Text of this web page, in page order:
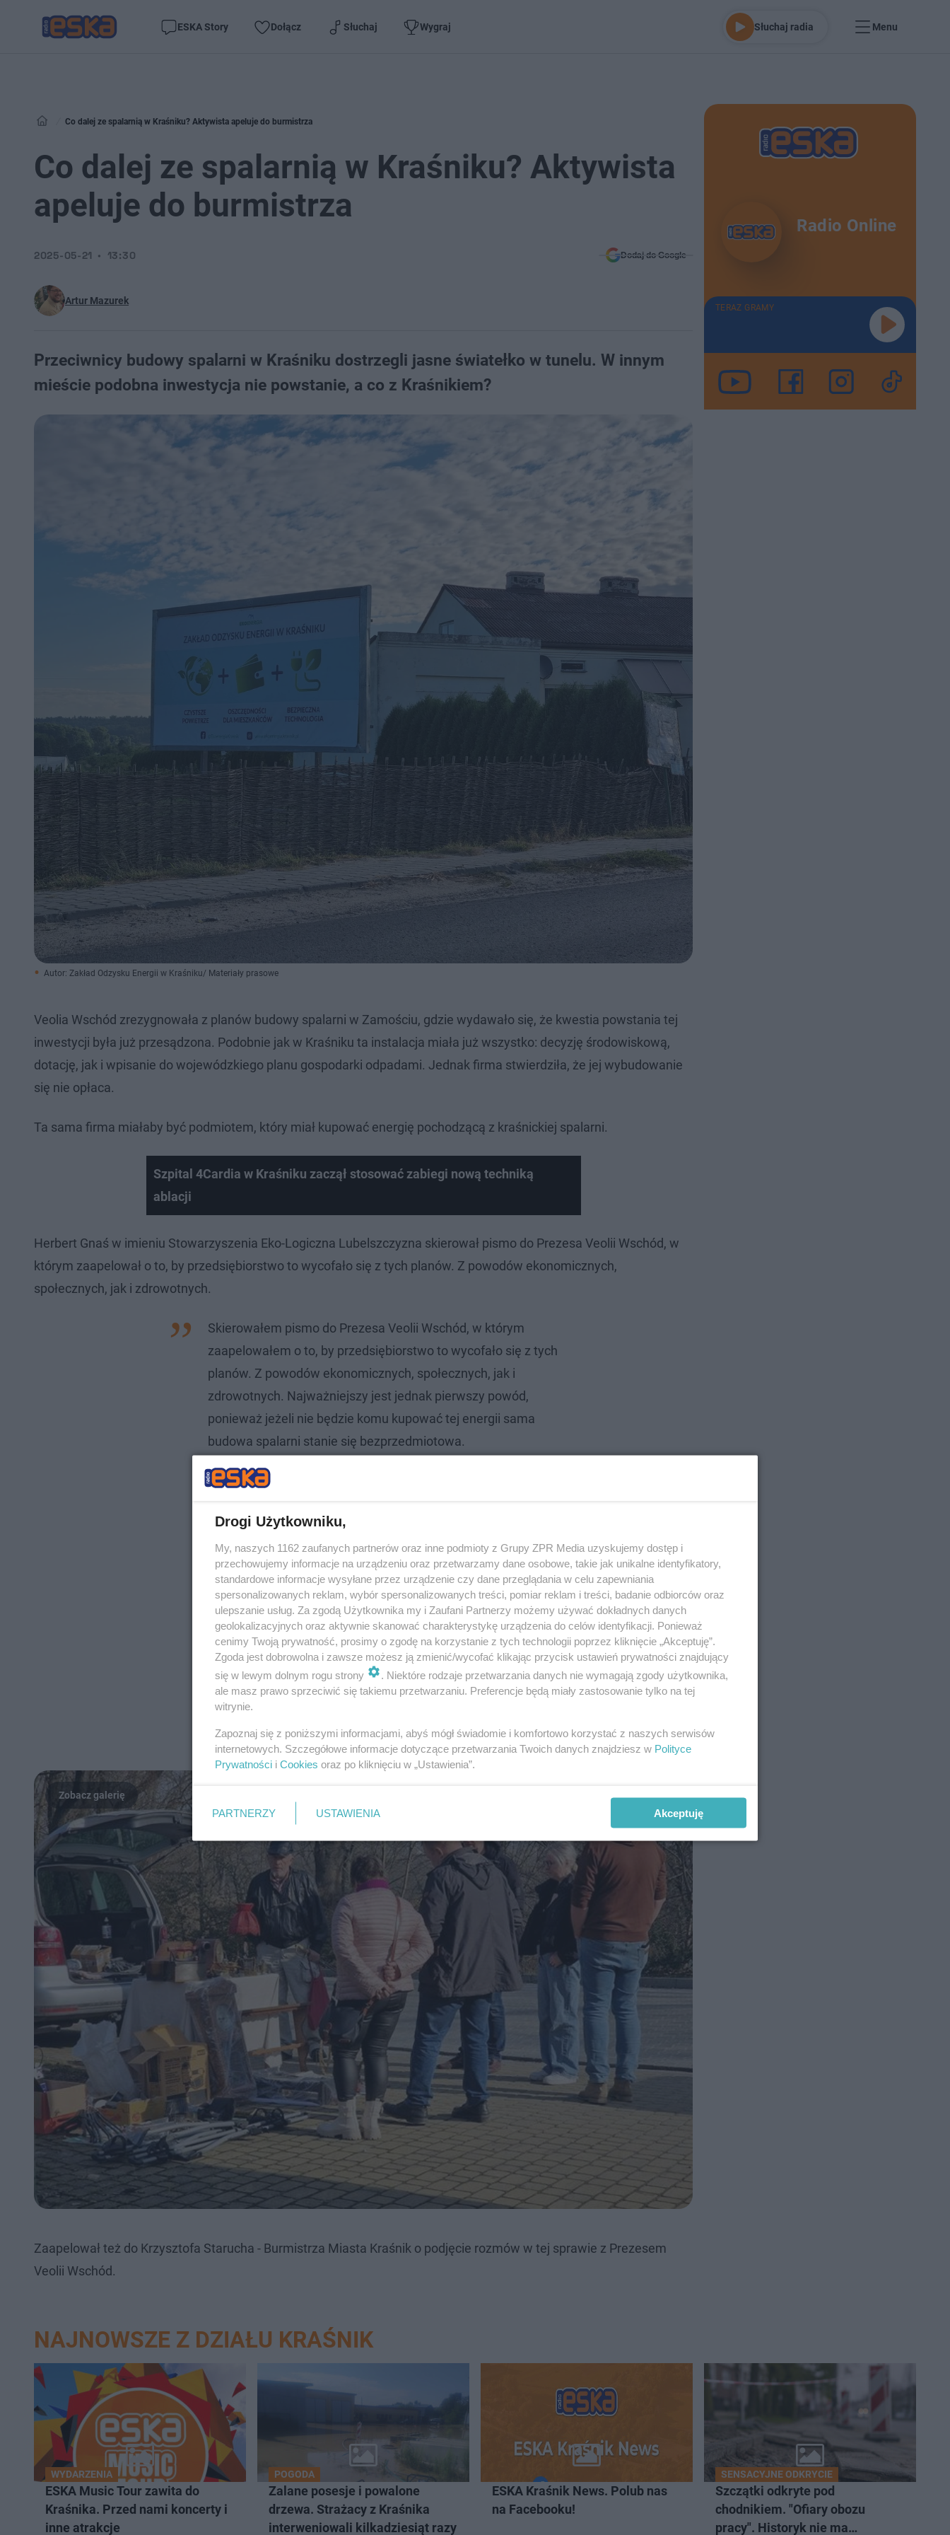
ESKA Story Dołącz Słuchaj Wygraj Słuchaj radia Menu
Co dalej ze spalarnią w Kraśniku? Aktywista apeluje do burmistrza
Co dalej ze spalarnią w Kraśniku? Aktywista
apeluje do burmistrza
Artur Mazurek
2025-05-21 13:30 Dodaj do Google
Przeciwnicy budowy spalarni w Kraśniku dostrzegli jasne światełko w tunelu. W innym
mieście podobna inwestycja nie powstanie, a co z Kraśnikiem?
Autor: Zakład Odzysku Energii w Kraśniku/ Materiały prasowe
Veolia Wschód zrezygnowała z planów budowy spalarni w Zamościu, gdzie wydawało się, że kwestia powstania tej
inwestycji była już przesądzona. Podobnie jak w Kraśniku ta instalacja miała już wszystko: decyzję środowiskową,
dotację, jak i wpisanie do wojewódzkiego planu gospodarki odpadami. Jednak firma stwierdziła, że jej wybudowanie
się nie opłaca.
Ta sama firma miałaby być podmiotem, który miał kupować energię pochodzącą z kraśnickiej spalarni.
Szpital 4Cardia w Kraśniku zaczął stosować zabiegi nową techniką
ablacji
Herbert Gnaś w imieniu Stowarzyszenia Eko-Logiczna Lubelszczyzna skierował pismo do Prezesa Veolii Wschód, w
którym zaapelował o to, by przedsiębiorstwo to wycofało się z tych planów. Z powodów ekonomicznych,
społecznych, jak i zdrowotnych.
Skierowałem pismo do Prezesa Veolii Wschód, w którym
zaapelowałem o to, by przedsiębiorstwo to wycofało się z tych
planów. Z powodów ekonomicznych, społecznych, jak i
zdrowotnych. Najważniejszy jest jednak pierwszy powód,
ponieważ jeżeli nie będzie komu kupować tej energii sama
budowa spalarni stanie się bezprzedmiotowa.
Wszyscy bowiem dobrze wiemy, że Kraśnik tak energii ze
spalarni, jak i wielu towarzyszących jej powstaniu szkodliwych
skutków ubocznych po prostu nie potrzebuje.
Zaapelował też do Krzysztofa Starucha - Burmistrza Miasta Kraśnik o podjęcie rozmów w tej sprawie z Prezesem
Veolii Wschód.
Radio Online
TERAZ GRAMY
NAJNOWSZE Z DZIAŁU KRAŚNIK
WYDARZENIA
ESKA Music Tour zawita do
Kraśnika. Przed nami koncerty i
inne atrakcje
POGODA
Zalane posesje i powalone
drzewa. Strażacy z Kraśnika
interweniowali kilkadziesiąt razy
ESKA Kraśnik News. Polub nas
na Facebooku!
SENSACYJNE ODKRYCIE
Szczątki odkryte pod
chodnikiem. "Ofiary obozu
pracy". Historyk nie ma
Drogi Użytkowniku,
My, naszych 1162 zaufanych partnerów oraz inne podmioty z Grupy ZPR Media uzyskujemy dostęp i
przechowujemy informacje na urządzeniu oraz przetwarzamy dane osobowe, takie jak unikalne identyfikatory,
standardowe informacje wysyłane przez urządzenie czy dane przeglądania w celu zapewniania
spersonalizowanych reklam, wybór spersonalizowanych treści, pomiar reklam i treści, badanie odbiorców oraz
ulepszanie usług. Za zgodą Użytkownika my i Zaufani Partnerzy możemy używać dokładnych danych
geolokalizacyjnych oraz aktywnie skanować charakterystykę urządzenia do celów identyfikacji. Ponieważ
cenimy Twoją prywatność, prosimy o zgodę na korzystanie z tych technologii poprzez kliknięcie „Akceptuję”.
Zgoda jest dobrowolna i zawsze możesz ją zmienić/wycofać klikając przycisk ustawień prywatności znajdujący
się w lewym dolnym rogu strony
. Niektóre rodzaje przetwarzania danych nie wymagają zgody użytkownika,
ale masz prawo sprzeciwić się takiemu przetwarzaniu. Preferencje będą miały zastosowanie tylko na tej
witrynie.
Zapoznaj się z poniższymi informacjami, abyś mógł świadomie i komfortowo korzystać z naszych serwisów
internetowych. Szczegółowe informacje dotyczące przetwarzania Twoich danych znajdziesz w Polityce
Prywatności i Cookies oraz po kliknięciu w „Ustawienia”.
PARTNERZY USTAWIENIA Akceptuję